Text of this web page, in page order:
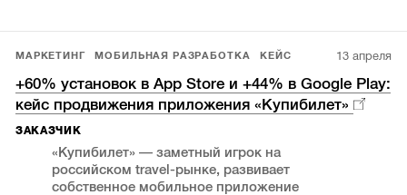
МАРКЕТИНГ МОБИЛЬНАЯ РАЗРАБОТКА КЕЙС 13 апреля
+60% установок в App Store и +44% в Google Play:
кейс продвижения приложения «Купибилет»
ЗАКАЗЧИК
«Купибилет» — заметный игрок на
российском travel-рынке, развивает
собственное мобильное приложение